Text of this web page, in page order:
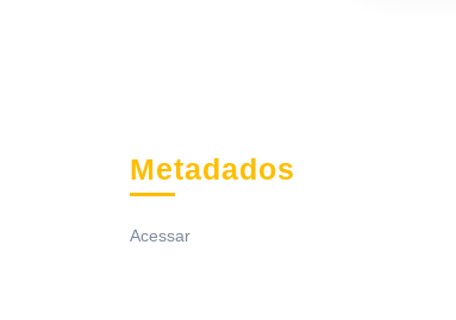
Metadados
Acessar